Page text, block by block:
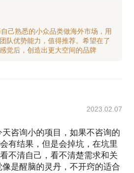
己熟悉的小众品类做海外市场，用
队优势能力，值得推荐。希望在了
2023.02.07
咨询小的项目，如果不咨询的
有结果，但是会掉坑，在坑里
不清自己，看不清楚需求和关
是醒脑的灵丹，不开窍的适合